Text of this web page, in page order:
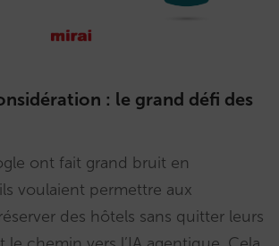
: le grand défi des
ont fait grand bruit en
voulaient permettre aux
des hôtels sans quitter leurs